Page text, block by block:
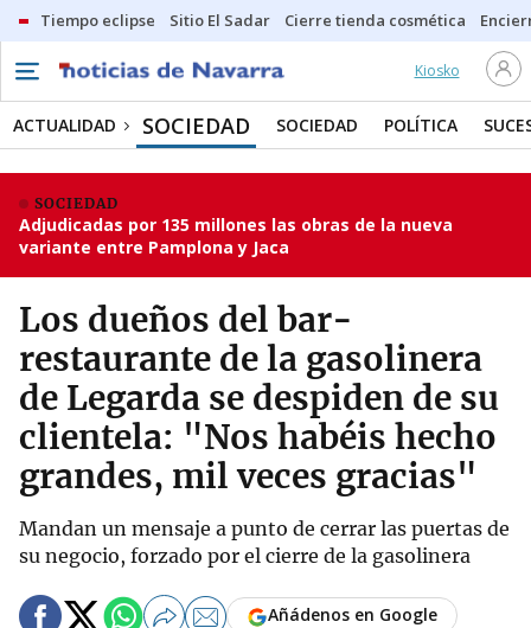
Tiempo eclipse Sitio El Sadar Cierre tienda cosmética
Kiosko
ACTUALIDAD SOCIEDAD SOCIEDAD POLÍTICA
SOCIEDAD
Adjudicadas por 135 millones las obras de la nueva
variante entre Pamplona y Jaca
Los dueños del bar-
restaurante de la gasolinera
de Legarda se despiden de su
clientela: "Nos habéis hecho
grandes, mil veces gracias"
Mandan un mensaje a punto de cerrar las puertas de
su negocio, forzado por el cierre de la gasolinera
Añádenos en Google